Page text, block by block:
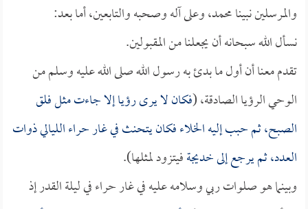
والمرسلين نبينا محمد، وعلى آله وصحبه والتابعين، أما بعد:
نسأل الله سبحانه أن يجعلنا من المقبولين.
تقدم معنا أن أول ما بدئ به رسول الله صلى الله عليه وسلم من
الوحي الرؤيا الصادقة، (فكان لا يرى رؤيا إلا جاءت مثل فلق
الصبح، ثم حبب إليه الخلاء فكان يتحنث في غار حراء الليالي ذوات
العدد، ثم يرجع إلىخديجةفيتزود لمثلها).
وبينما هو صلوات ربي وسلامه عليه في غار حراء في ليلة القدر إذ